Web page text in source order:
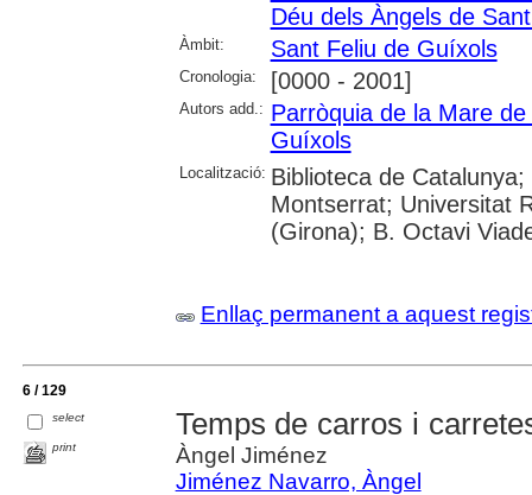
Déu dels Àngels de
Àmbit: Sant Feliu de Guíxols
Cronologia: [0000 - 2001]
Autors add.: Parròquia de la Mare
Guíxols
Localització: Biblioteca de
Montserrat; Universitat
(Girona); B. Octavi
Enllaç permanent a aquest
6 / 129
select
print
Temps de carros i
Àngel Jiménez
Jiménez Navarro, Àngel